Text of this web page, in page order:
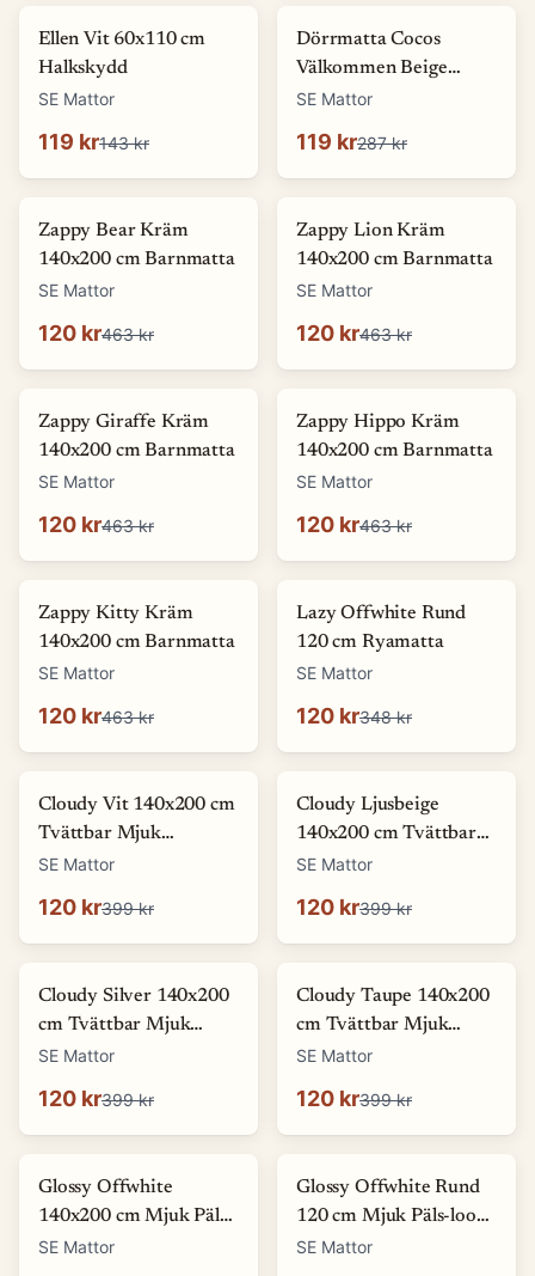
-17
Ellen Vit 60x110 cm
Halkskydd
SE Mattor
119 kr143 kr
-58
Dörrmatta Cocos
Välkommen Beige
45x75 cm
SE Mattor
119 kr287 kr
-74
Zappy Bear Kräm
140x200 cm Barnmatta
SE Mattor
120 kr463 kr
-74
Zappy Lion Kräm
140x200 cm Barnmatta
SE Mattor
120 kr463 kr
-74
Zappy Giraffe Kräm
140x200 cm Barnmatta
SE Mattor
120 kr463 kr
-74
Zappy Hippo Kräm
140x200 cm Barnmatta
SE Mattor
120 kr463 kr
-74
Zappy Kitty Kräm
140x200 cm Barnmatta
SE Mattor
120 kr463 kr
-
Lazy Offwhite Rund
120 cm Ryamatta
SE Mattor
120 kr348 kr
-70
Cloudy Vit 140x200 cm
Tvättbar Mjuk
Ryamatta
SE Mattor
120 kr399 kr
-70
Cloudy Ljusbeige
140x200 cm Tvättbar
Mjuk Ryamatta
SE Mattor
120 kr399 kr
-70
Cloudy Silver 140x200
cm Tvättbar Mjuk
Ryamatta
SE Mattor
120 kr399 kr
-70
Cloudy Taupe 140x200
cm Tvättbar Mjuk
Ryamatta
SE Mattor
120 kr399 kr
-77
Glossy Offwhite
140x200 cm Mjuk Päls-
look Matta
SE Mattor
-57
Glossy Offwhite Rund
120 cm Mjuk Päls-look
Matta
SE Mattor